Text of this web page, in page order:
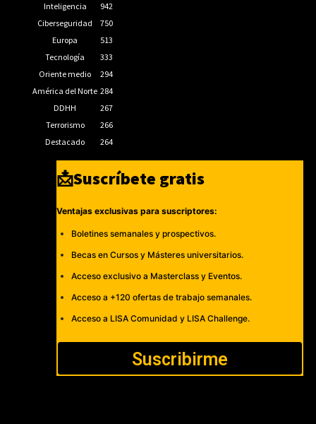
Inteligencia
942
Ciberseguridad
750
Europa
513
Tecnología
333
Oriente medio
294
América del Norte 284
DDHH
267
Terrorismo
266
Destacado
264
📩Suscríbete gratis
Ventajas exclusivas para suscriptores:
Boletines semanales y prospectivos.
Becas en Cursos y Másteres universitarios.
Acceso exclusivo a Masterclass y Eventos.
Acceso a +120 ofertas de trabajo semanales.
Acceso a LISA Comunidad y LISA Challenge.
Suscribirme